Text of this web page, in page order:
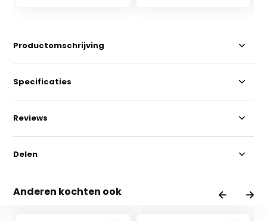
Productomschrijving
Specificaties
Reviews
Delen
Anderen kochten ook